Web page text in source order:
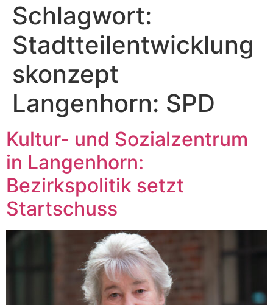
Schlagwort:
Stadtteilentwicklung
skonzept
Langenhorn: SPD
Kultur- und Sozialzentrum
in Langenhorn:
Bezirkspolitik setzt
Startschuss